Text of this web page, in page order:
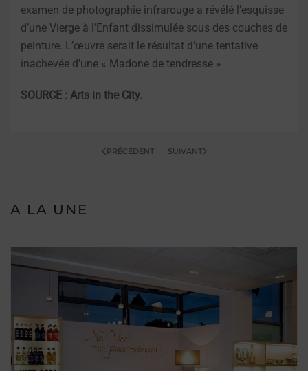
examen de photographie infrarouge a révélé l’esquisse
d’une Vierge à l’Enfant dissimulée sous des couches de
peinture. L’œuvre serait le résultat d’une tentative
inachevée d’une « Madone de tendresse »
SOURCE : Arts in the City.
PRÉCÉDENT SUIVANT
A LA UNE